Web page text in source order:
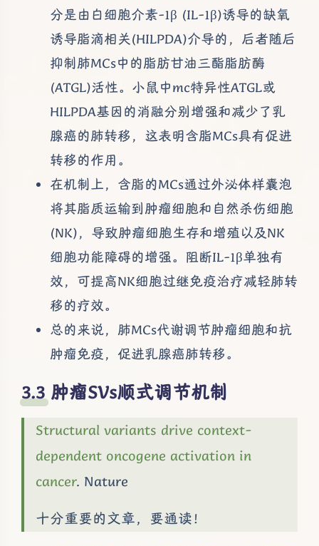
分是由白细胞介素-1β (IL-1β)诱导的缺氧
诱导脂滴相关(HILPDA)介导的，后者随后
抑制肺MCs中的脂肪甘油三酯脂肪酶
(ATGL)活性。小鼠中mc特异性ATGL或
HILPDA基因的消融分别增强和减少了乳
腺癌的肺转移，这表明含脂MCs具有促进
转移的作用。
在机制上，含脂的MCs通过外泌体样囊泡
将其脂质运输到肿瘤细胞和自然杀伤细胞
(NK)，导致肿瘤细胞生存和增殖以及NK
细胞功能障碍的增强。阻断IL-1β单独有
效，可提高NK细胞过继免疫治疗减轻肺转
移的疗效。
总的来说，肺MCs代谢调节肿瘤细胞和抗
肿瘤免疫，促进乳腺癌肺转移。
肿瘤SVs顺式调节机制
Structural variants drive context-
dependent oncogene activation in
cancer. Nature
十分重要的文章，要通读！